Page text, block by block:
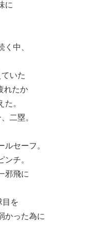
に
中、
いた
れたか
。
二塁。
ルセーフ。
チ。
邪飛に
目を
かった為に